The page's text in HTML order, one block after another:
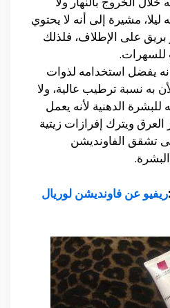
مشيرة إلى أنه لا يحتوي
على الإطلاف، فلذلك
للسهرات.
يفضل استخدامه لذوات
به نسبة ترطيب عالية، ولا
الدهنية لأنه يعمل
العرق ويترك إفرازات زيتية
تشقق الفاونديشن
ريفيو عن فاونديشن لوريال